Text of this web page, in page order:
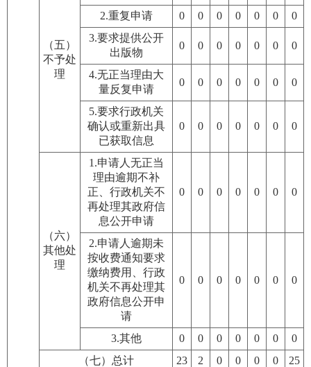
（五）
不予处
理
2.重复申请 0 0 0 0 0 0
0
3.要求提供公开
出版物
0 0 0 0 0 0 0
4.无正当理由大
量反复申请
0 0 0 0 0 0 0
5.要求行政机关
确认或重新出具
已获取信息
0 0 0 0 0 0 0
（六）
其他处
理
1.申请人无正当
理由逾期不补
正、行政机关不
再处理其政府信
息公开申请
0 0 0 0 0 0 0
2.申请人逾期未
按收费通知要求
缴纳费用、行政
机关不再处理其
政府信息公开申
请
0 0 0 0 0 0 0
3.其他 0 0 0 0 0 0
0
（七）总计
23 2 0 0 0 0
25